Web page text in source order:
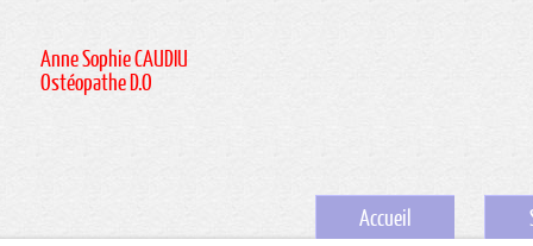
Anne Sophie CAUDIU
Ostéopathe D.O
Accueil